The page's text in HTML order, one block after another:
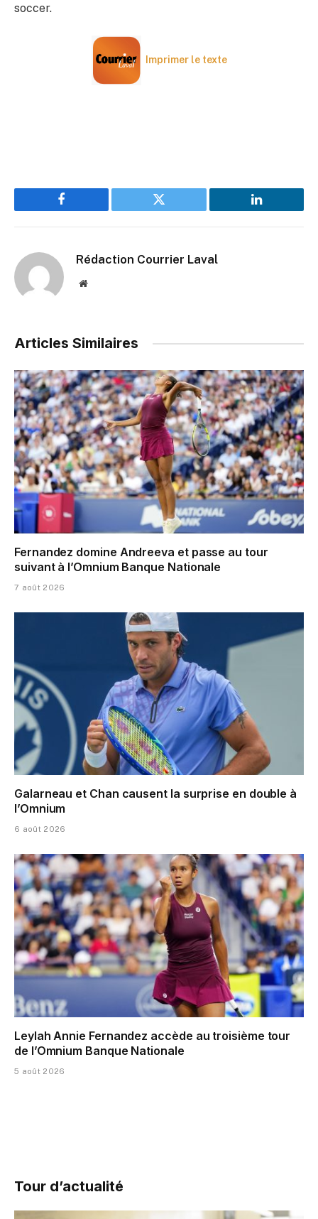
soccer.
Imprimer le texte
Facebook Twitter LinkedIn
Rédaction Courrier Laval
Website
Articles Similaires
Fernandez domine Andreeva et passe au tour
suivant à l’Omnium Banque Nationale
7 août 2026
Galarneau et Chan causent la surprise en double à
l’Omnium
6 août 2026
Leylah Annie Fernandez accède au troisième tour
de l’Omnium Banque Nationale
5 août 2026
Tour d’actualité